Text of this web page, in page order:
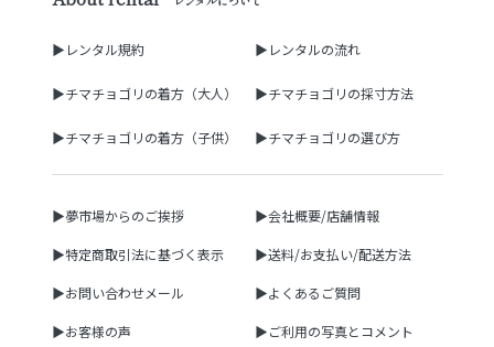
▶レンタル規約 ▶レンタルの流れ
▶チマチョゴリの着方（大人） ▶チマチョゴリの採寸方法
▶チマチョゴリの着方（子供） ▶チマチョゴリの選び方
▶夢市場からのご挨拶 ▶会社概要/店舗情報
▶特定商取引法に基づく表示 ▶送料/お支払い/配送方法
▶お問い合わせメール ▶よくあるご質問
▶お客様の声 ▶ご利用の写真とコメント